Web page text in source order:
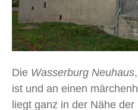
Die Wasserburg Neuhaus
ist und an einen
liegt ganz in der Nähe